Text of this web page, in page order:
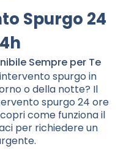
Spurgo 24
Sempre per Te
spurgo in
o della notte? Il
spurgo 24 ore
come funziona il
per richiedere un